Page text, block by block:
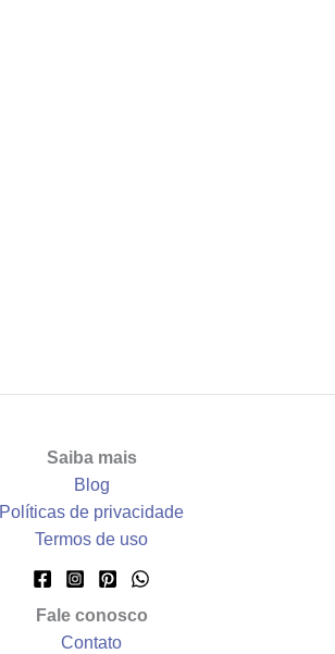
Saiba mais
Blog
Políticas de privacidade
Termos de uso
Fale conosco
Contato